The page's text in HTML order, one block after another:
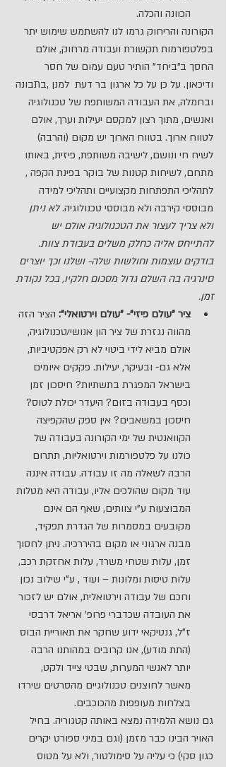
הכוונה והכלה.
הקורונה והריחוק גרמו לנו להשתמש שימוש יתר
בפלטפורמות תקשורת ועבודה מרחוק, אולם
החסך ב"ביחד" הותיר טעם עמום של חסר
ודיכאון. על כן על כל ארגון בר דעת  למנן ,בתבונה
ובחמלה, את העבודה המשותפת של טכנולוגיה
ואנשים, מתוך רצון למקסם יעילות וערך, אולם
לטווח ארוך. בטווח הארוך יש מקום (והרבה)
לשיח חי ונושם, לישיבה משותפת, פיזית, באותו
מתחם, לשיחות קטנות של בוקר בפינת הקפה ,
לתהליכי התפתחות מקצועיים ותהליכי למידה
מבוססי קירבה ולא מבוססי טכנולוגיה. לא ניתן
ולא צריך לעצור את הטכנולוגיה אולם יש
להתייחס אליה כחלק משלים בעבודת צוות.
בודקים עוצמות וחולשות שלה- ושלנו וכך יוצרים
סינרגיה בה השלם גדול מסכום חלקיו, בכל נקודת
זמן.
ציר "עולם פיזי"- "עולם וירטואלי": הציר הזה
מהווה נגזרת של ציר הון אנושי/טכנולוגיה,
אולם מביא לידי ביטוי לא רק אפקטיביות,
אלא גם- ובעיקר, יעילות. פקקים איומים
בישראל המפגרת בתשתיות? חיסכון זמן
וכסף בעבודה בזום? היעדר יכולת לטוס?
חיסכון במשאבים? אין ספק שהקפיצה
הקוואנטית של ימי הקורונה בעבודה של
כולנו על פלטפורמות וירטואליות, תתרום
הרבה לשאלה מה זו עבודה. עבודה איננה
עוד מקום שהולכים אליו, עבודה היא מטלות
המבוצעות ע"י צוותים, שאף הם אינם
מקובעים במסמרות של הגדרת תפקיד,
מבנה ארגוני או מקום בהיררכיה. ניתן לחסוך
זמן, עלות שטחי משרד, עלות אחזקת רכב,
עלות טיסות ומלונות – ועוד , ע"י שילוב נכון
וחכם של עבודה וירטואלית, אולם יש לזכור
את העובדה שכדברי פרופ' אריאל דרבסי
ז"ל, גנטיקאי ידוע שחקר את תאוריית הבוס
(התת מודע), אנו קרובים במהותנו הרבה
יותר לאנשי המערות, שבטי צייד ולקט,
מאשר לחוצנים טכנולוגיים מהסרטים שירדו
בצלחות מעופפות מהכוכבים.
גם נושא הלמידה נמצא באותה קטגוריה. בחיל
האויר הבינו כבר מזמן (וגם במיני ספורט יקרים
כגון סקי) כי עליה על סימולטור, ולא על מטוס